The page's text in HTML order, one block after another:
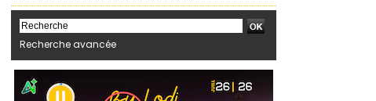
Recherche avancée